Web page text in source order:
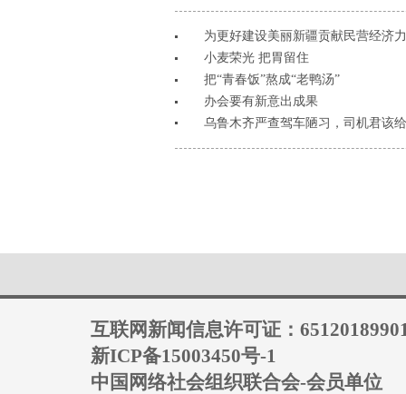
为更好建设美丽新疆贡献民营经济
小麦荣光 把胃留住
把“青春饭”熬成“老鸭汤”
办会要有新意出成果
乌鲁木齐严查驾车陋习，司机君该
互联网新闻信息许可证：
新ICP备15003450号-1
中国网络社会组织联合会-会员单位